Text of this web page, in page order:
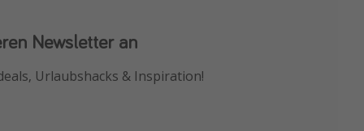
Newsletter an
Urlaubshacks & Inspiration!
als Erstes.